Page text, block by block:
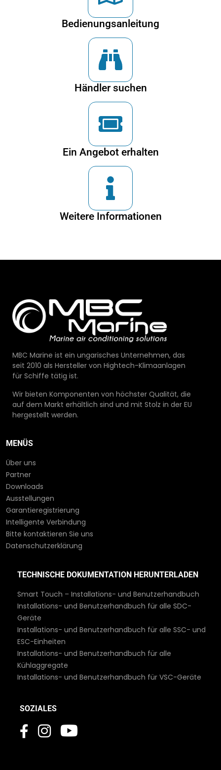
Bedienungsanleitung
Händler suchen
Ein Angebot erhalten
Weitere Informationen
MBC Marine ist ein ungarisches Unternehmen, das
seit 2010 als Hersteller von Hightech-Klimaanlagen
für Schiffe tätig ist.
Wir bieten Komponenten von höchster Qualität, die
auf dem Markt erhältlich sind und mit Stolz in der EU
hergestellt werden.
MENÜS
Über uns
Partner
Downloads
Ausstellungen
Garantieregistrierung
Intelligente Verbindung
Bitte kontaktieren Sie uns
Datenschutzerklärung
TECHNISCHE DOKUMENTATION HERUNTERLADEN
Smart Touch – Installations- und Benutzerhandbuch
Installations- und Benutzerhandbuch für alle SDC-
Geräte
Installations- und Benutzerhandbuch für alle SSC- und
ESC-Einheiten
Installations- und Benutzerhandbuch für alle
Kühlaggregate
Installations- und Benutzerhandbuch für VSC-Geräte
SOZIALES